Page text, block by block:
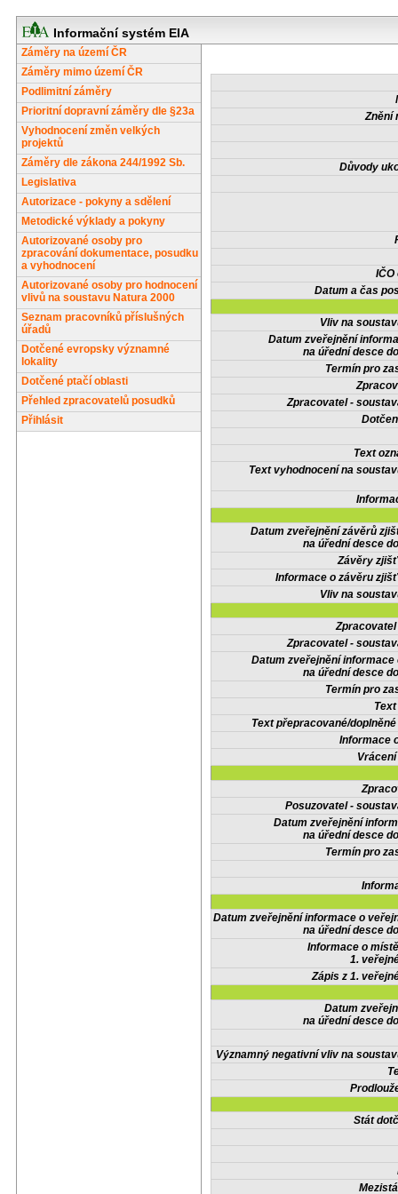
Informační systém EIA
Záměry na území ČR
Záměry mimo území ČR
Podlimitní záměry
Prioritní dopravní záměry dle §23a
Vyhodnocení změn velkých
projektů
Záměry dle zákona 244/1992 Sb.
Legislativa
Autorizace - pokyny a sdělení
Metodické výklady a pokyny
Autorizované osoby pro
zpracování dokumentace, posudku
a vyhodnocení
Autorizované osoby pro hodnocení
vlivů na soustavu Natura 2000
Seznam pracovníků příslušných
úřadů
Dotčené evropsky významné
lokality
Dotčené ptačí oblasti
Přehled zpracovatelů posudků
Přihlásit
Znění
Důvody
IČO
Datum a čas
Vliv na
Datum zveřejnění
na úřední desce
Termín pro
Zpracovatel -
Text
Text vyhodnocení na
Datum zveřejnění závěrů
na úřední desce
Závěry
Informace o závěru
Vliv na
Zpracovatel -
Datum zveřejnění informace
na úřední desce
Termín pro
Text přepracované/
Informace
Posuzovatel -
Datum zveřejnění
na úřední desce
Termín pro
Datum zveřejnění informace o
na úřední desce
Informace o
1.
Zápis z 1.
Datum
na úřední desce
Významný negativní vliv na
Stát